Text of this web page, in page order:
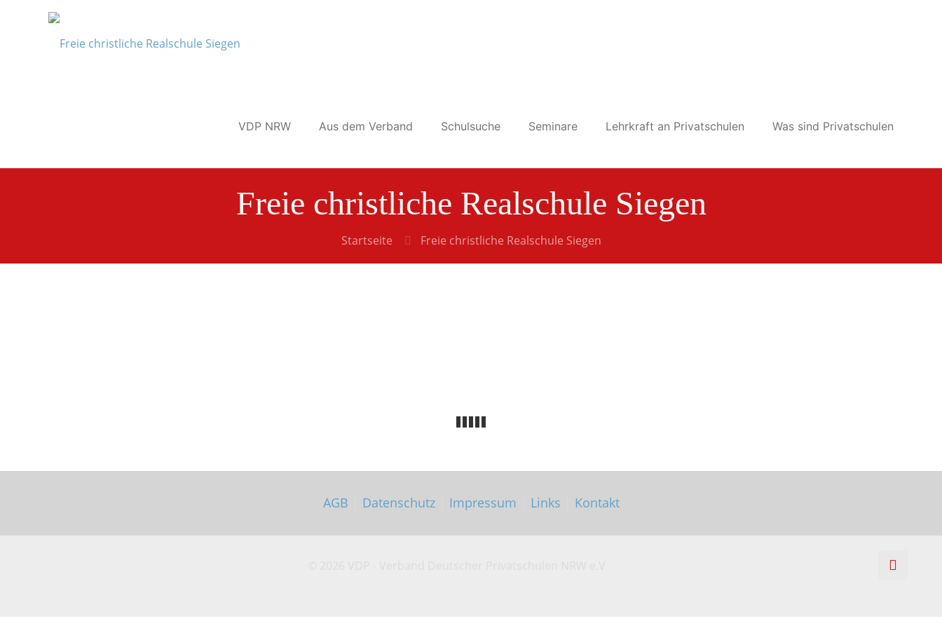
VDP NRW Aus dem Verband Schulsuche Seminare Lehrkraft an Privatschulen Was sind Privatschulen
Freie christliche Realschule Siegen
Startseite Freie christliche Realschule Siegen
AGB Datenschutz Impressum Links Kontakt